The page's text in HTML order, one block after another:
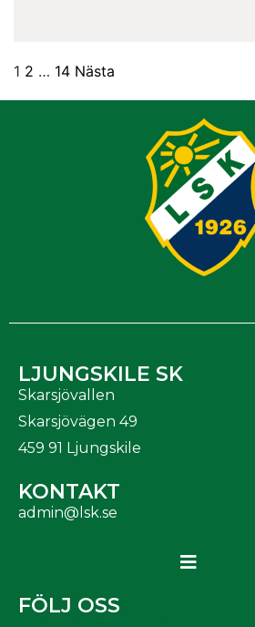
1 2 … 14 Nästa
LJUNGSKILE SK
Skarsjövallen
Skarsjövägen 49
459 91 Ljungskile
KONTAKT
admin@lsk.se
FÖLJ OSS